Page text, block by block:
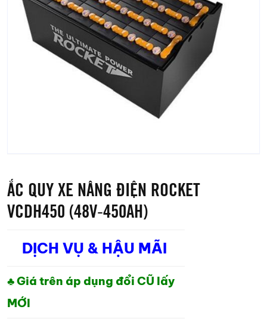
ẮC QUY XE NÂNG ĐIỆN ROCKET
VCDH450 (48V-450AH)
DỊCH VỤ & HẬU MÃI
♣ Giá trên áp dụng đổi CŨ lấy
MỚI